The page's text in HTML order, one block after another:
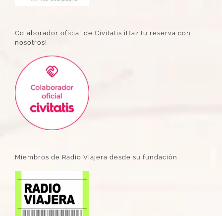
Colaborador oficial de Civitatis ¡Haz tu reserva con
nosotros!
Miembros de Radio Viajera desde su fundación